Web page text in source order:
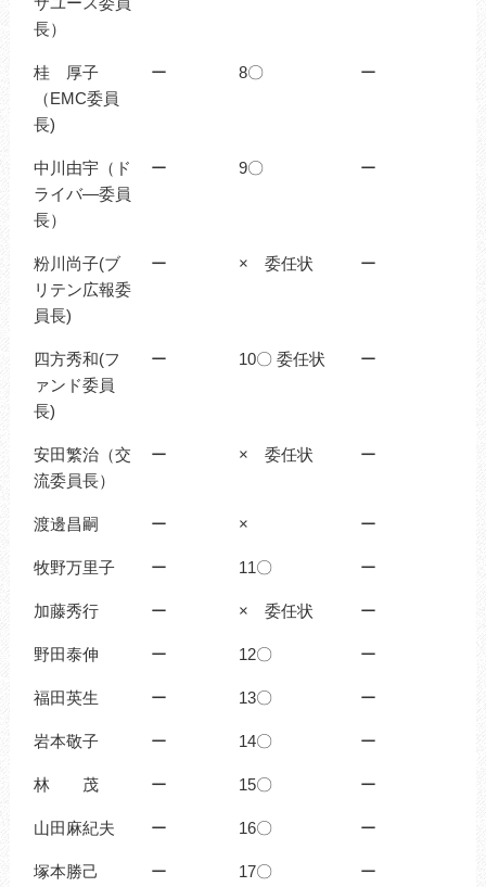
長）
桂 厚子
（EMC委員
長)
ー 8〇 ー
中川由宇（ド
ライバ―委員
長）
ー 9〇 ー
粉川尚子(ブ
リテン広報委
員長)
ー × 委任状 ー
四方秀和(フ
ァンド委員
長)
ー 10〇 委任状 ー
安田繁治（交
流委員長）
ー × 委任状 ー
渡邊昌嗣 ー × ー
牧野万里子 ー 11〇 ー
加藤秀行 ー × 委任状 ー
野田泰伸 ー 12〇 ー
福田英生 ー 13〇 ー
岩本敬子 ー 14〇 ー
林 茂 ー 15〇 ー
山田麻紀夫 ー 16〇 ー
塚本勝己 ー 17〇 ー